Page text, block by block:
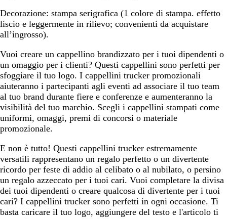
#
F
F
F
F
F
#
F
F
F
F
F
#
F
F
F
F
F
o
r
e
Decorazione: stampa serigrafica (1 colore di stampa. effetto
liscio e leggermente in rilievo; convenienti da acquistare
all’ingrosso).
Vuoi creare un cappellino brandizzato per i tuoi dipendenti o
un omaggio per i clienti? Questi cappellini sono perfetti per
sfoggiare il tuo logo. I cappellini trucker promozionali
aiuteranno i partecipanti agli eventi ad associare il tuo team
al tuo brand durante fiere e conferenze e aumenteranno la
visibilità del tuo marchio. Scegli i cappellini stampati come
uniformi, omaggi, premi di concorsi o materiale
promozionale.
E non è tutto! Questi cappellini trucker estremamente
versatili rappresentano un regalo perfetto o un divertente
ricordo per feste di addio al celibato o al nubilato, o persino
un regalo azzeccato per i tuoi cari. Vuoi completare la divisa
dei tuoi dipendenti o creare qualcosa di divertente per i tuoi
cari? I cappellini trucker sono perfetti in ogni occasione. Ti
basta caricare il tuo logo, aggiungere del testo e l'articolo ti